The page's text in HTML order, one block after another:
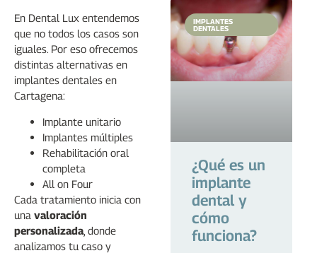
IMPLANTES
DENTALES
¿Qué es un
implante
dental y
cómo
funciona?
En Dental Lux entendemos
que no todos los casos son
iguales. Por eso ofrecemos
distintas alternativas en
implantes dentales en
Cartagena:
Implante unitario
Implantes múltiples
Rehabilitación oral
completa
All on Four
Cada tratamiento inicia con
una valoración
personalizada, donde
analizamos tu caso y